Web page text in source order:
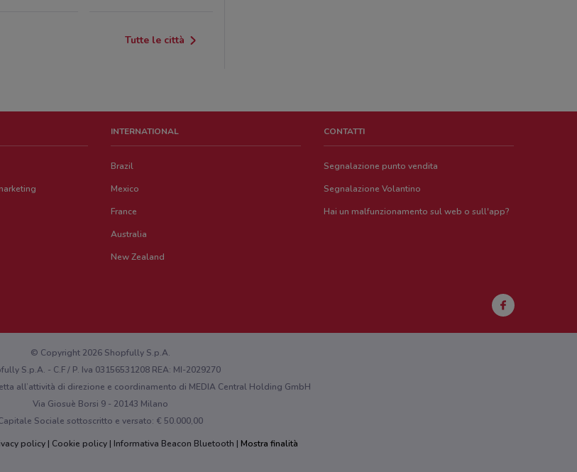
Tutte le città
INTERNATIONAL
Brazil
Mexico
France
Australia
New Zealand
CONTATTI
Segnalazione punto vendita
Segnalazione Volantino
Hai un malfunzionamento sul web o sull'app?
© Copyright 2026 Shopfully S.p.A.
S.p.A. - C.F / P. Iva 03156531208 REA: MI-2029270
all’attività di direzione e coordinamento di MEDIA Central Holding GmbH
Via Giosuè Borsi 9 - 20143 Milano
Sociale sottoscritto e versato: € 50.000,00
policy Cookie policy Informativa Beacon Bluetooth Mostra finalità